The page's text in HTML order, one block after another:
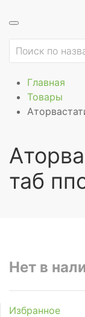
Главная
Товары
таб
Нет в
Избранное